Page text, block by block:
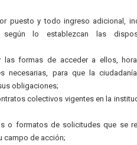
puesto y todo ingreso adicional,
según lo establezcan las
las formas de acceder a ellos,
necesarias, para que la
obligaciones;
colectivos vigentes en la
o formatos de solicitudes que se
campo de acción;